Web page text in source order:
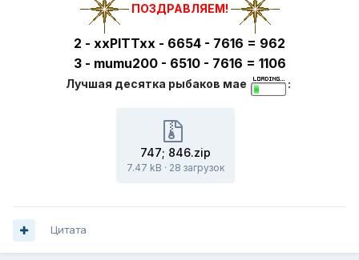
ПОЗДРАВЛЯЕМ!
2 - xxPITTxx - 6654 - 7616 = 962
3 - mumu200 - 6510 - 7616 = 1106
Лучшая десятка рыбаков мае :
747; 846.zip
7.47 kB · 28 загрузок
Цитата